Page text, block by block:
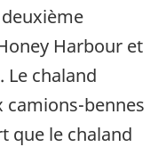
Harbour et
chaland
bennes
que le chaland